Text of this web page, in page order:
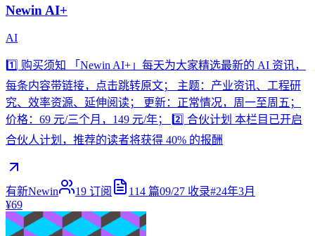
Newin AI+
AI
1️⃣ 购买须知 「Newin AI+」每天为大家精选最新的 AI 资讯，
每条内容带链接，点击跳转原文； 主题：产业资讯、工程研
究、效率资源、延伸阅读； 更新：正常情况，周一至周五；
价格：69 元/三个月，149 元/年； 2️⃣ 合伙计划 本栏目已开启
合伙人计划，推荐的读者将获得 40% 的报酬
有新Newin 19 订阅 114 篇09/27 收录#24年3月
¥69